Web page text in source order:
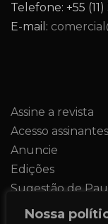
Nossa
Telefone: +55
E-mail:
Assine a revista
Acesso assinantes
Anuncie
Edições
Sugestão de
Contato